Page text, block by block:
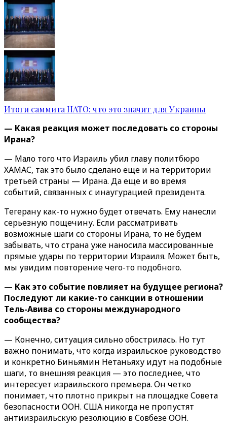
Итоги саммита НАТО: что это значит для Украины
— Какая реакция может последовать со стороны
Ирана?
— Мало того что Израиль убил главу политбюро
ХАМАС, так это было сделано еще и на территории
третьей страны — Ирана. Да еще и во время
событий, связанных с инаугурацией президента.
Тегерану как-то нужно будет отвечать. Ему нанесли
серьезную пощечину. Если рассматривать
возможные шаги со стороны Ирана, то не будем
забывать, что страна уже наносила массированные
прямые удары по территории Израиля. Может быть,
мы увидим повторение чего-то подобного.
— Как это событие повлияет на будущее региона?
Последуют ли какие-то санкции в отношении
Тель-Авива со стороны международного
сообщества?
— Конечно, ситуация сильно обострилась. Но тут
важно понимать, что когда израильское руководство
и конкретно Биньямин Нетаньяху идут на подобные
шаги, то внешняя реакция — это последнее, что
интересует израильского премьера. Он четко
понимает, что плотно прикрыт на площадке Совета
безопасности ООН. США никогда не пропустят
антиизраильскую резолюцию в Совбезе ООН.